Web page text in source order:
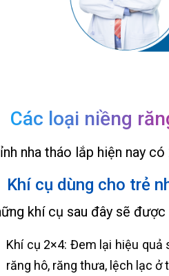
Các loại niềng
nha tháo lắp hiện nay
Khí cụ dùng cho trẻ
khí cụ sau đây sẽ
Khí cụ 2×4: Đem lại hiệu quả
răng hô, răng thưa, lệch lạc ở